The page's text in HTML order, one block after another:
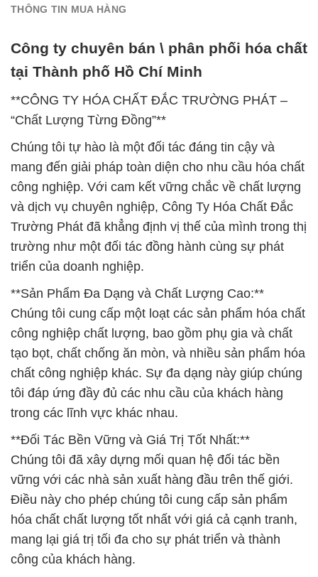
THÔNG TIN MUA HÀNG
Công ty chuyên bán \ phân phối hóa chất
tại Thành phố Hồ Chí Minh
**CÔNG TY HÓA CHẤT ĐẮC TRƯỜNG PHÁT –
“Chất Lượng Từng Đồng”**
Chúng tôi tự hào là một đối tác đáng tin cậy và
mang đến giải pháp toàn diện cho nhu cầu hóa chất
công nghiệp. Với cam kết vững chắc về chất lượng
và dịch vụ chuyên nghiệp, Công Ty Hóa Chất Đắc
Trường Phát đã khẳng định vị thế của mình trong thị
trường như một đối tác đồng hành cùng sự phát
triển của doanh nghiệp.
**Sản Phẩm Đa Dạng và Chất Lượng Cao:**
Chúng tôi cung cấp một loạt các sản phẩm hóa chất
công nghiệp chất lượng, bao gồm phụ gia và chất
tạo bọt, chất chống ăn mòn, và nhiều sản phẩm hóa
chất công nghiệp khác. Sự đa dạng này giúp chúng
tôi đáp ứng đầy đủ các nhu cầu của khách hàng
trong các lĩnh vực khác nhau.
**Đối Tác Bền Vững và Giá Trị Tốt Nhất:**
Chúng tôi đã xây dựng mối quan hệ đối tác bền
vững với các nhà sản xuất hàng đầu trên thế giới.
Điều này cho phép chúng tôi cung cấp sản phẩm
hóa chất chất lượng tốt nhất với giá cả cạnh tranh,
mang lại giá trị tối đa cho sự phát triển và thành
công của khách hàng.